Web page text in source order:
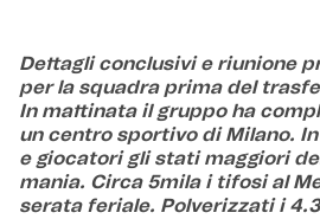
Dettagli conclusivi e riunione
per la squadra prima del
In mattinata il gruppo ha
un centro sportivo di Milano.
e giocatori gli stati maggiori del
mania. Circa 5mila i tifosi al
serata feriale. Polverizzati i